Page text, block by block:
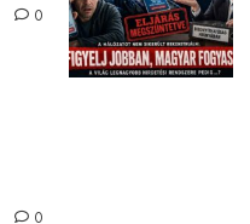
0
0